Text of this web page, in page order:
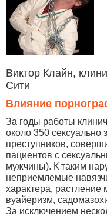
Виктор Клайн,
Сити
Влияние
За годы работы
около 350 сексуально
преступников,
пациентов с
мужчины). К таким
неприемлемые
характера, растление
вуайеризм,
За исключением